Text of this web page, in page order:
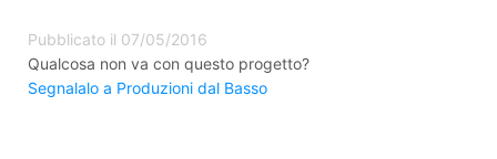
Pubblicato il 07/05/2016
Qualcosa non va con questo progetto?
Segnalalo a Produzioni dal Basso